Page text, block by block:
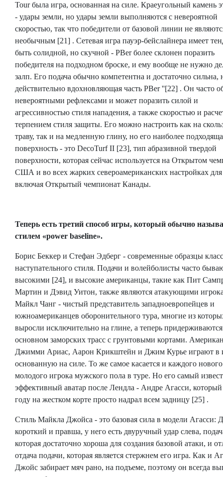
Tour была игра, основанная на силе. Краеугольный камень
- удары земли, но удары земли выполняются с невероятной
скоростью, так что победители от базовой линии не
необычным [21] . Сетевая игра пауэр-бейслайнера имеет
быть солидной, но скучной - PBer более склонен поразить
победителя на подходном броске, и ему вообще не нужно
залп. Его подача обычно компетентна и достаточно сильна,
действительно вдохновляющая часть PBer ''[22] . Он часто
невероятными рефлексами и может поразить силой и
агрессивностью стиля нападения, а также скоростью и
терпением стиля защиты. Его можно настроить как на
траву, так и на медленную глину, но его наиболее
поверхность - это DecoTurf II [23], тип абразивной твердой
поверхности, которая сейчас используется на Открытом
США и во всех жарких североамериканских настройках для
включая Открытый чемпионат Канады.
Теперь есть третий способ игры, который обычно
стилем «power baseline».
Борис Беккер и Стефан Эдберг - современные образцы
наступательного стиля. Подачи и волейболисты часто
высокими [24], и высокие американцы, такие как Пит
Мартин и Дэвид Уитон, также являются атакующими
Майкл Чанг - чистый представитель западноевропейцев и
южноамериканцев оборонительного тура, многие из
выросли исключительно на глине, а теперь
основном заморских трасс с грунтовыми кортами.
Джимми Ариас, Аарон Крикштейн и Джим Курье играют в
основанную на силе. То же самое касается и каждого нового
молодого игрока мужского пола в туре. Но его самый
эффективный аватар после Лендла - Андре Агасси,
году на жестком корте просто надрал всем задницу [25] .
Стиль Майкла Джойса - это базовая сила в модели Агасси:
короткий и правша, у него есть двуручный удар слева,
которая достаточно хороша для создания базовой атаки, и
отдача подачи, которая является стержнем его игра. Как и
Джойс забирает мяч рано, на подъеме, поэтому он всегда